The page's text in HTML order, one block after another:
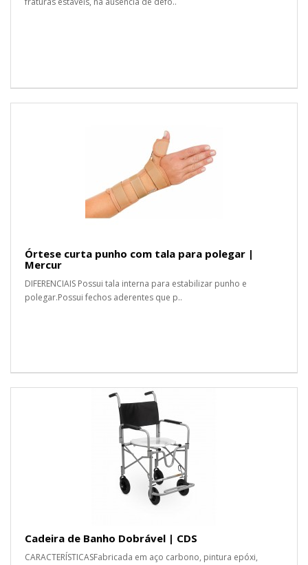
Órtese curta punho com tala para polegar |
Mercur
DIFERENCIAIS Possui tala interna para estabilizar punho e
polegar.Possui fechos aderentes que p..
Cadeira de Banho Dobrável | CDS
CARACTERÍSTICASFabricada em aço carbono, pintura epóxi,